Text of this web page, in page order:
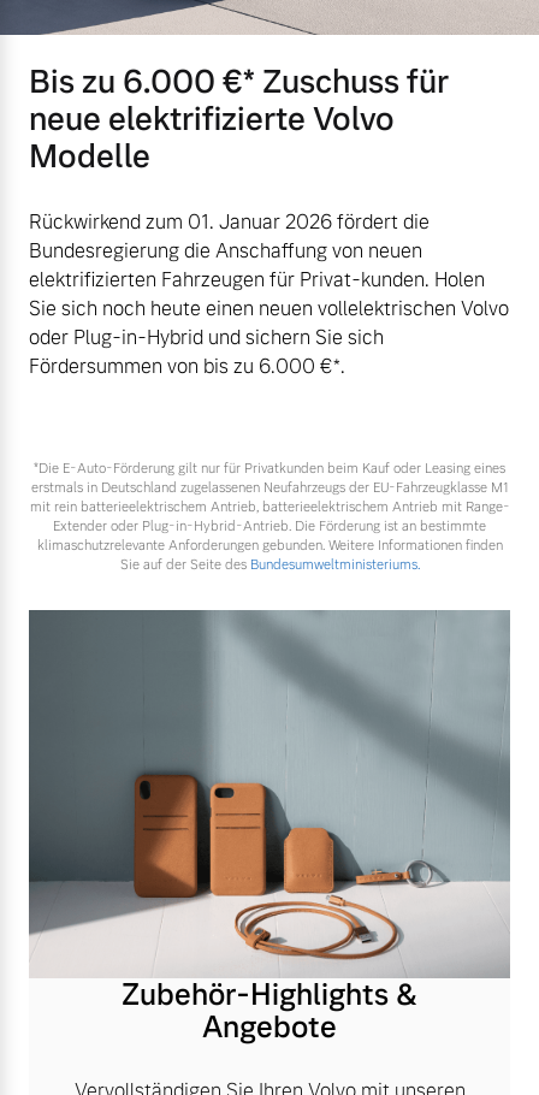
Bis zu 6.000 €⁠* Zuschuss für
neue elektrifizierte Volvo
Modelle
Rückwirkend zum 01. Januar 2026 fördert die
Bundesregierung die Anschaffung von neuen
elektrifizierten Fahrzeugen für Privat-kunden. Holen
Sie sich noch heute einen neuen vollelektrischen Volvo
oder Plug-in-Hybrid und sichern Sie sich
Fördersummen von bis zu 6.000 €⁠*.
*Die E‑Auto-Förderung gilt nur für Privatkunden beim Kauf oder Leasing eines
erstmals in Deutschland zugelassenen Neufahrzeugs der EU-Fahrzeugklasse M1
mit rein batterieelektrischem Antrieb, batterieelektrischem Antrieb mit Range-
Extender oder Plug-in-Hybrid-Antrieb. Die Förderung ist an bestimmte
klimaschutzrelevante Anforderungen gebunden. Weitere Informationen finden
Sie auf der Seite des Bundesumweltministeriums.
Zubehör-Highlights &
Angebote